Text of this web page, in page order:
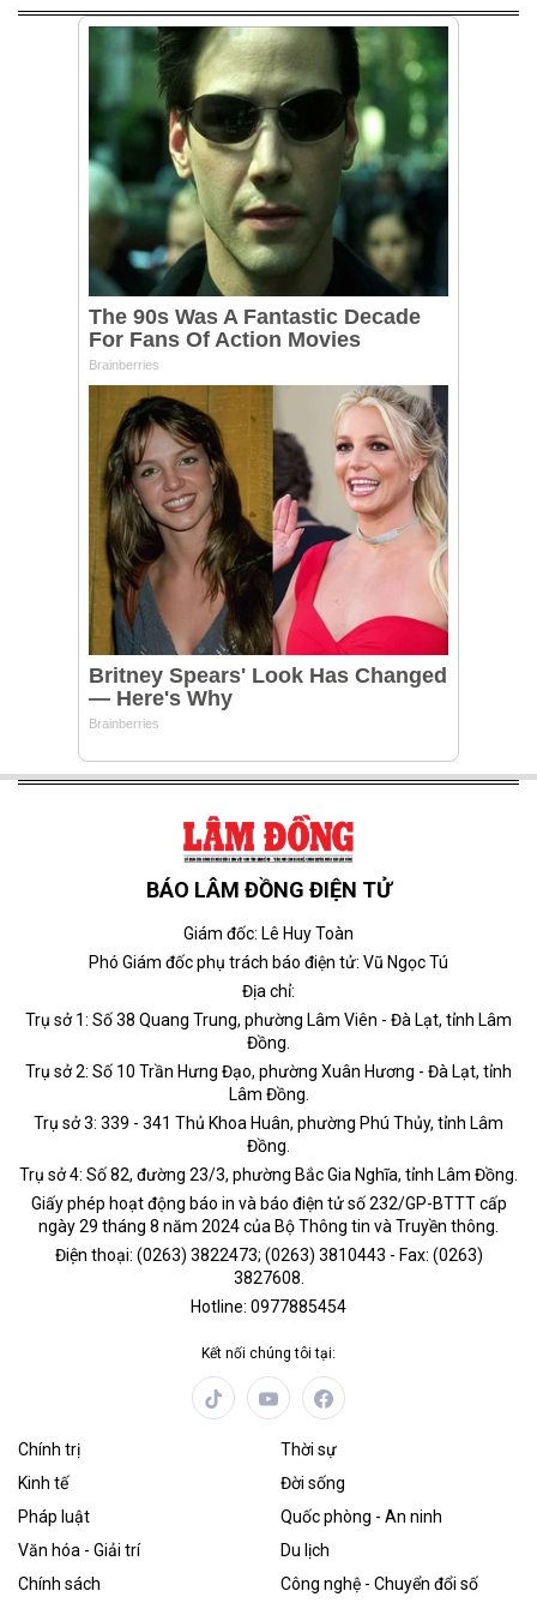
BÁO LÂM ĐỒNG ĐIỆN TỬ
Giám đốc: Lê Huy Toàn
Phó Giám đốc phụ trách báo điện tử: Vũ Ngọc Tú
Địa chỉ:
Trụ sở 1: Số 38 Quang Trung, phường Lâm Viên - Đà Lạt, tỉnh Lâm
Đồng.
Trụ sở 2: Số 10 Trần Hưng Đạo, phường Xuân Hương - Đà Lạt, tỉnh
Lâm Đồng.
Trụ sở 3: 339 - 341 Thủ Khoa Huân, phường Phú Thủy, tỉnh Lâm
Đồng.
Trụ sở 4: Số 82, đường 23/3, phường Bắc Gia Nghĩa, tỉnh Lâm Đồng.
Giấy phép hoạt động báo in và báo điện tử số 232/GP-BTTT cấp
ngày 29 tháng 8 năm 2024 của Bộ Thông tin và Truyền thông.
Điện thoại: (0263) 3822473; (0263) 3810443 - Fax: (0263)
3827608.
Hotline: 0977885454
Kết nối chúng tôi tại:
Chính trị
Thời sự
Kinh tế
Đời sống
Pháp luật
Quốc phòng - An ninh
Văn hóa - Giải trí
Du lịch
Chính sách
Công nghệ - Chuyển đổi số